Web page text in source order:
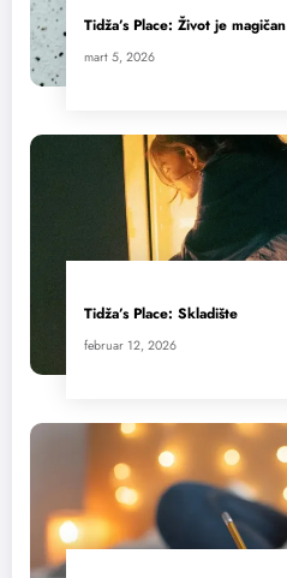
Tidža’s Place: Život je magičan
mart 5, 2026
Tidža’s Place: Skladište
februar 12, 2026